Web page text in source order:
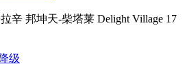
辛 邦坤天-柴塔莱 Delight Village 17
级